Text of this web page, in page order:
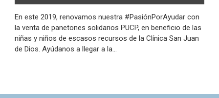
En este 2019, renovamos nuestra #PasiónPorAyudar con
la venta de panetones solidarios PUCP, en beneficio de las
niñas y niños de escasos recursos de la Clínica San Juan
de Dios. Ayúdanos a llegar a la…